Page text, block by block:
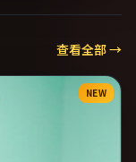
查看全部 →
NEW